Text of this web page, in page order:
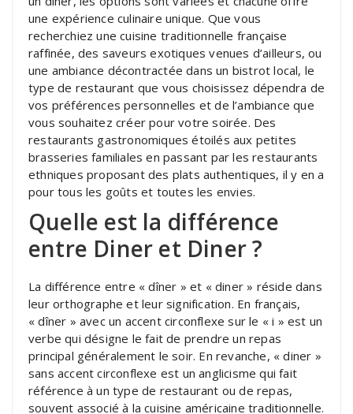
une expérience culinaire unique. Que vous
recherchiez une cuisine traditionnelle française
raffinée, des saveurs exotiques venues d’ailleurs, ou
une ambiance décontractée dans un bistrot local, le
type de restaurant que vous choisissez dépendra de
vos préférences personnelles et de l’ambiance que
vous souhaitez créer pour votre soirée. Des
restaurants gastronomiques étoilés aux petites
brasseries familiales en passant par les restaurants
ethniques proposant des plats authentiques, il y en a
pour tous les goûts et toutes les envies.
Quelle est la différence
entre Diner et Diner ?
La différence entre « dîner » et « diner » réside dans
leur orthographe et leur signification. En français,
« dîner » avec un accent circonflexe sur le « i » est un
verbe qui désigne le fait de prendre un repas
principal généralement le soir. En revanche, « diner »
sans accent circonflexe est un anglicisme qui fait
référence à un type de restaurant ou de repas,
souvent associé à la cuisine américaine traditionnelle.